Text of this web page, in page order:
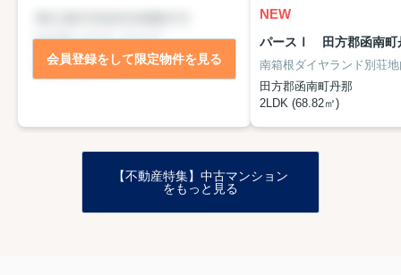
会員登録をして限定物件を見る
NEW
パースⅠ 田方郡函南町
田方郡函南町丹那
2LDK (68.82㎡)
【不動産特集】中古マンション
をもっと見る